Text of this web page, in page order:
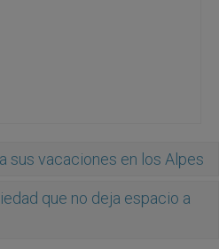
sus vacaciones en los Alpes
que no deja espacio a